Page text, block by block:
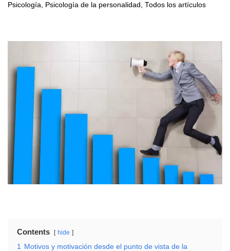
Psicología, Psicología de la personalidad , Todos los artículos
Contents hide
1
Motivos y motivación desde el punto de vista de la